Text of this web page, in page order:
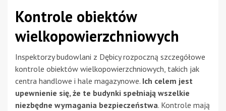
Kontrole obiektów
wielkopowierzchniowych
Inspektorzy budowlani z Dębicy rozpoczną szczegółowe
kontrole obiektów wielkopowierzchniowych, takich jak
centra handlowe i hale magazynowe. Ich celem jest
upewnienie się, że te budynki spełniają wszelkie
niezbędne wymagania bezpieczeństwa. Kontrole mają